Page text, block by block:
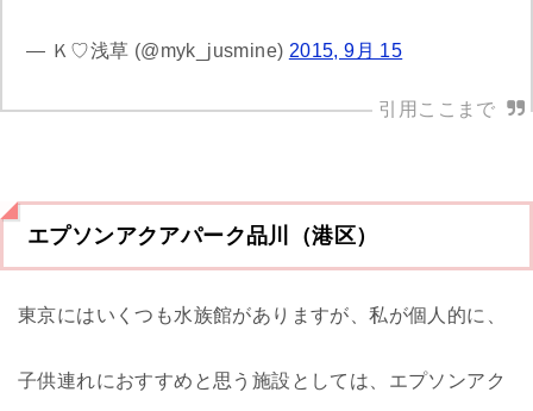
— Ｋ♡浅草 (@myk_jusmine) 2015, 9月 15
エプソンアクアパーク品川（港区）
東京にはいくつも水族館がありますが、私が個人的に、
子供連れにおすすめと思う施設としては、エプソンアク